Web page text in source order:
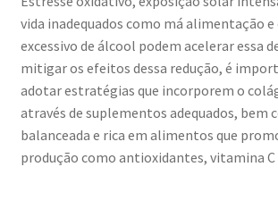
vida inadequados como má alimentação
excessivo de álcool podem acelerar essa
mitigar os efeitos dessa redução, é
adotar estratégias que incorporem o
através de suplementos adequados, bem
balanceada e rica em alimentos que
produção como antioxidantes, vitamina C